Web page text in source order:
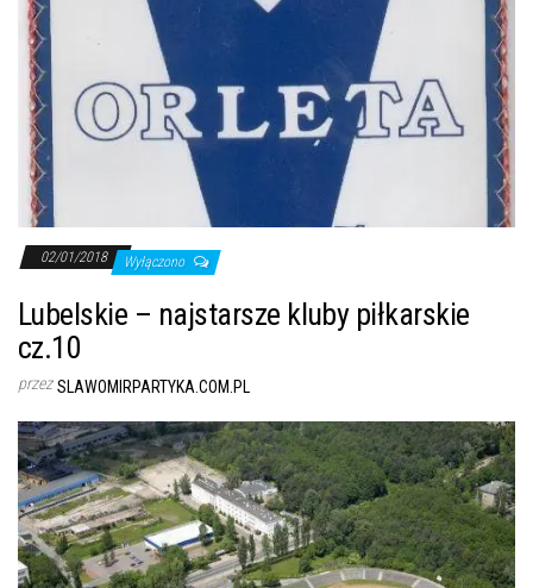
02/01/2018 Wyłączono
Lubelskie – najstarsze kluby piłkarskie
cz.10
przez SLAWOMIRPARTYKA.COM.PL